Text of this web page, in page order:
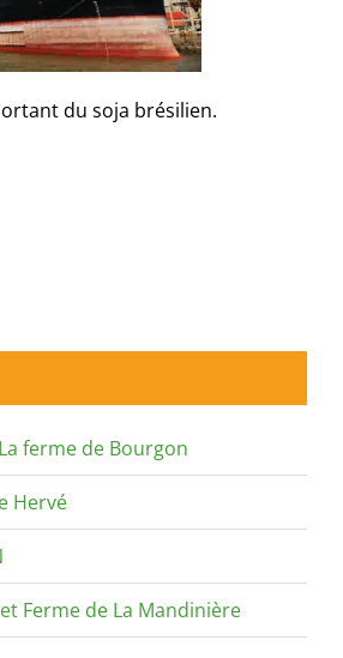
du soja brésilien.
ferme de Bourgon
Hervé
Ferme de La Mandinière